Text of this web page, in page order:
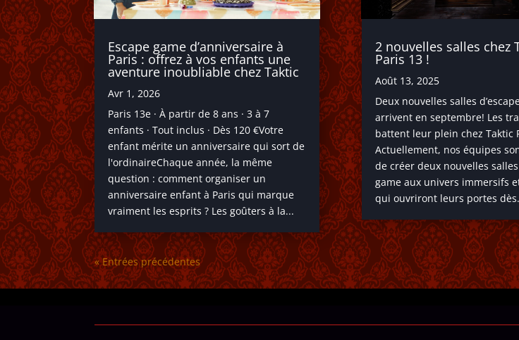
Escape game d’anniversaire à
Paris : offrez à vos enfants une
aventure inoubliable chez Taktic
Avr 1, 2026
Paris 13e · À partir de 8 ans · 3 à 7
enfants · Tout inclus · Dès 120 €Votre
enfant mérite un anniversaire qui sort de
l'ordinaireChaque année, la même
question : comment organiser un
anniversaire enfant à Paris qui marque
vraiment les esprits ? Les goûters à la...
2 nouvelles salles chez
Paris 13 !
Août 13, 2025
Deux nouvelles salles
arrivent en septembre! Les
battent leur plein chez Taktic
Actuellement, nos équipes
de créer deux nouvelles salles
game aux univers immersifs
qui ouvriront leurs portes
« Entrées précédentes